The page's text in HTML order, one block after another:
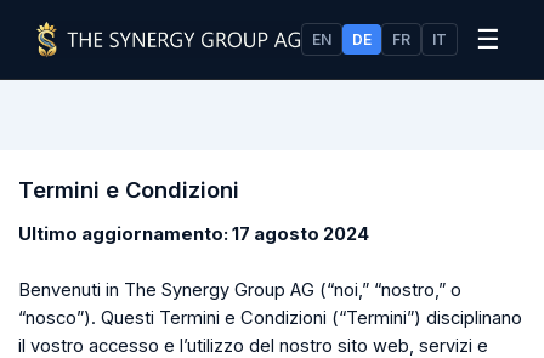
EN DE FR IT ☰
Termini e Condizioni
Ultimo aggiornamento: 17 agosto 2024
Benvenuti in The Synergy Group AG (“noi,” “nostro,” o
“nosco”). Questi Termini e Condizioni (“Termini”) disciplinano
il vostro accesso e l’utilizzo del nostro sito web, servizi e